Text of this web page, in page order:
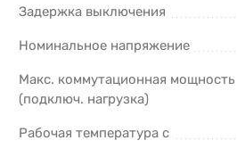
Задержка выключения
Номинальное напряжение
Макс. коммутационная мощность
(подключ. нагрузка)
Рабочая температура с